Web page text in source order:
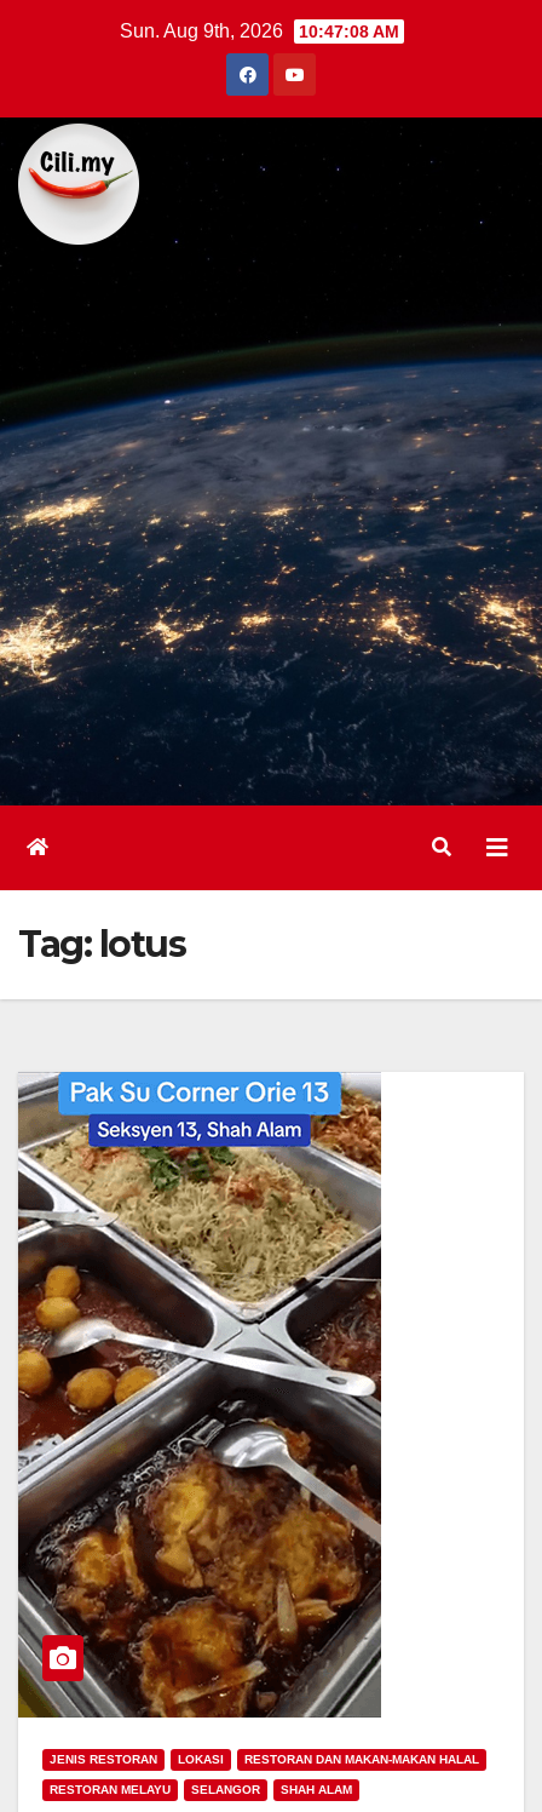
Sun. Aug 9th, 2026 10:47:09 AM
Tag: lotus
JENIS RESTORAN LOKASI RESTORAN DAN MAKAN-MAKAN HALAL
RESTORAN MELAYU SELANGOR SHAH ALAM